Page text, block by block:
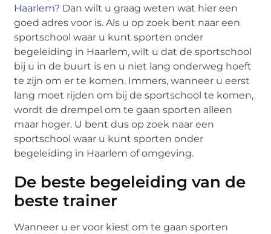
Haarlem? Dan wilt u graag weten wat hier een
goed adres voor is. Als u op zoek bent naar een
sportschool waar u kunt sporten onder
begeleiding in Haarlem, wilt u dat de sportschool
bij u in de buurt is en u niet lang onderweg hoeft
te zijn om er te komen. Immers, wanneer u eerst
lang moet rijden om bij de sportschool te komen,
wordt de drempel om te gaan sporten alleen
maar hoger. U bent dus op zoek naar een
sportschool waar u kunt sporten onder
begeleiding in Haarlem of omgeving.
De beste begeleiding van de
beste trainer
Wanneer u er voor kiest om te gaan sporten